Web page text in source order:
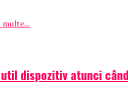
multe...
dispozitiv atunci